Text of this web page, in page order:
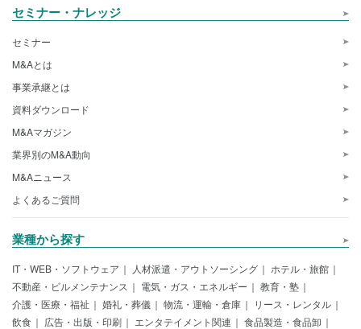
セミナー・ナレッジ
セミナー
M&Aとは
事業承継とは
資料ダウンロード
M&Aマガジン
業界別のM&A動向
M&Aニュース
よくあるご質問
業種から探す
IT・WEB・ソフトウェア 人材派遣・アウトソーシング
ホテル・旅館
不動産・ビルメンテナンス
電気・ガス・エネルギー
教育・塾
介護・医療・福祉
婚礼・葬儀 物流・運輸・倉庫
リース・レンタル
飲食
広告・出版・印刷 エンタテイメント関連
食品製造・食品卸